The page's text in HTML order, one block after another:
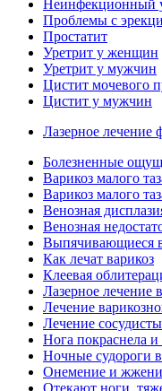
Неинфекционный
Проблемы с
Простатит
Уретрит у женщин
Уретрит у мужчин
Цистит мочевого
Цистит у мужчин
Лазерное лечение
Болезненные
Варикоз малого
Варикоз малого
Венозная
Венозная
Выпячивающиеся
Как лечат варикоз
Клеевая
Лазерное лечение
Лечение
Лечение
Нога покраснела и
Ночные судороги
Онемение и
Отекают ноги,